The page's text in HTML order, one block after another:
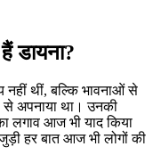
डायना?
नहीं थीं, बल्कि भावनाओं से
से अपनाया था। उनकी
लगाव आज भी याद किया
हर बात आज भी लोगों की